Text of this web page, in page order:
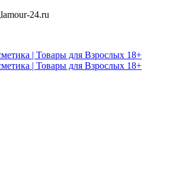
24.ru